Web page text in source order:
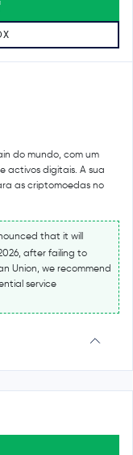
do mundo, com um
activos digitais. A sua
as criptomoedas no
that it will
after failing to
Union, we recommend
service